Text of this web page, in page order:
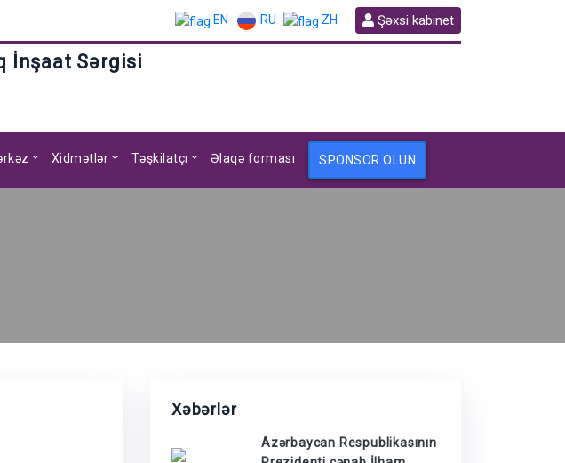
EN RU ZH Şəxsi kabinet
İnşaat Sərgisi
Xidmətlər Təşkilatçı Əlaqə forması SPONSOR OLUN
Xəbərlər
Azərbaycan Respublikasının